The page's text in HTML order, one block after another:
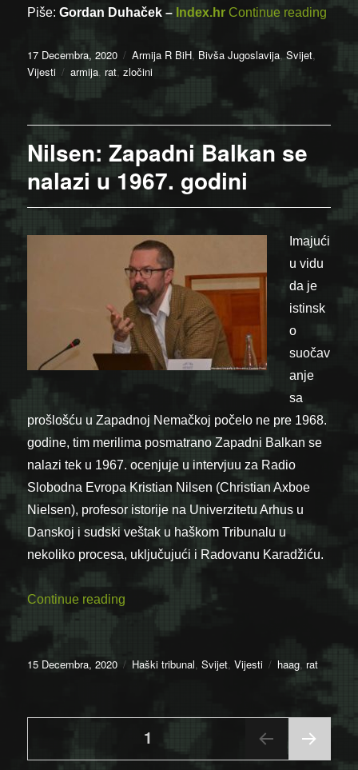
Piše:Gordan Duhaček – Index.hr Continue reading
Posted
on
17 Decembra, 2020 Categories
Armija R BiH, Bivša Jugoslavija,Svijet,
Vijesti
Tags
armija, rat,zločini
Nilsen: Zapadni Balkan se
nalazi u 1967. godini
Imajući
u vidu
da je
istinsk
o
suočav
anje
sa
prošlošću u Zapadnoj Nemačkoj počelo ne pre 1968.
godine, tim merilima posmatrano Zapadni Balkan se
nalazi tek u 1967. ocenjuje u intervjuu za Radio
Slobodna Evropa Kristian Nilsen (Christian Axboe
Nielsen), profesor istorije na Univerzitetu Arhus u
Danskoj i sudski veštak u haškom Tribunalu u
nekoliko procesa, uključujući i Radovanu Karadžiću.
Continue reading “Nilsen: Zapadni Balkan se nalazi u
Posted
15 Decembra, 2020 Categories
Haški tribunal,Svijet,Vijesti Tags
haag, rat
1